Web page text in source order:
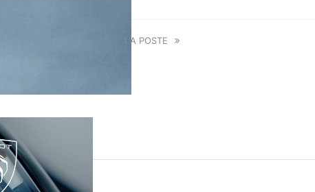
LA POSTE